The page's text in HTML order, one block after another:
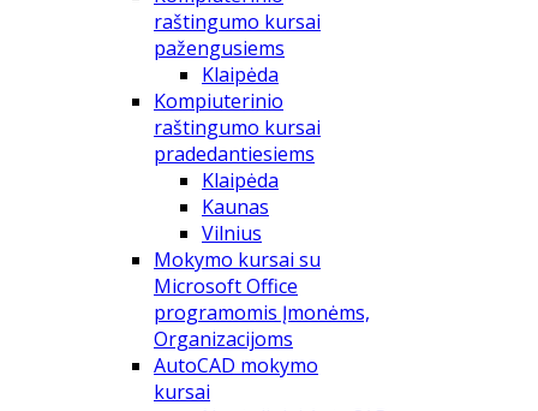
raštingumo kursai
pažengusiems
Klaipėda
Kompiuterinio
raštingumo kursai
pradedantiesiems
Klaipėda
Kaunas
Vilnius
Mokymo kursai su
Microsoft Office
programomis Įmonėms,
Organizacijoms
AutoCAD mokymo
kursai